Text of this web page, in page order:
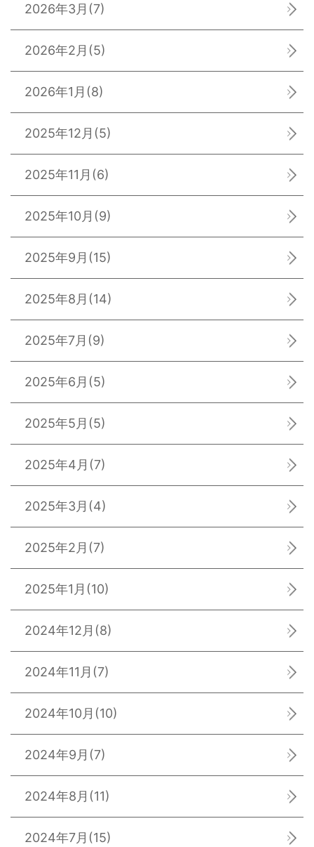
2026年3月 (7)
2026年2月 (5)
2026年1月 (8)
2025年12月 (5)
2025年11月 (6)
2025年10月 (9)
2025年9月 (15)
2025年8月 (14)
2025年7月 (9)
2025年6月 (5)
2025年5月 (5)
2025年4月 (7)
2025年3月 (4)
2025年2月 (7)
2025年1月 (10)
2024年12月 (8)
2024年11月 (7)
2024年10月 (10)
2024年9月 (7)
2024年8月 (11)
2024年7月 (15)